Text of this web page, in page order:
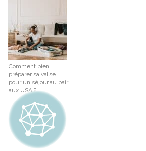
Comment bien
préparer sa valise
pour un séjour au pair
aux USA ?